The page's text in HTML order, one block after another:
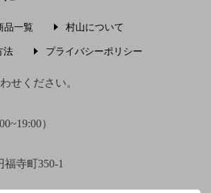
品一覧 村山について
法 プライバシーポリシー
せください。
）
寺町350-1